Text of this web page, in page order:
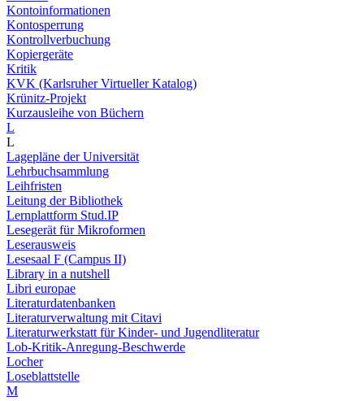
Kontoinformationen
Kontosperrung
Kontrollverbuchung
Kopiergeräte
Kritik
KVK (Karlsruher Virtueller Katalog)
Krünitz-Projekt
Kurzausleihe von Büchern
L
L
Lagepläne der Universität
Lehrbuchsammlung
Leihfristen
Leitung der Bibliothek
Lernplattform Stud.IP
Lesegerät für Mikroformen
Leserausweis
Lesesaal F (Campus II)
Library in a nutshell
Libri europae
Literaturdatenbanken
Literaturverwaltung mit Citavi
Literaturwerkstatt für Kinder- und Jugendliteratur
Lob-Kritik-Anregung-Beschwerde
Locher
Loseblattstelle
M